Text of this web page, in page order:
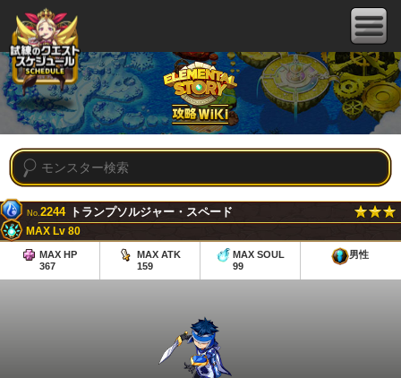
No.2244 トランプソルジャー・スペード
MAX Lv 80
MAX HP
367
MAX ATK
159
MAX SOUL
99
男性